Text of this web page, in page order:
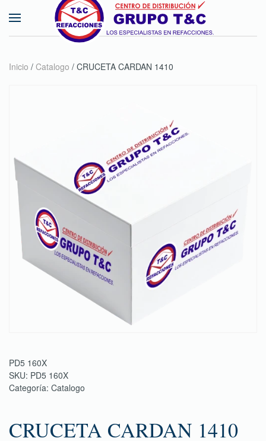
Skip to main content
Inicio / Catalogo / CRUCETA CARDAN 1410
PD5 160X
SKU: PD5 160X
Categoría: Catalogo
CRUCETA CARDAN 1410